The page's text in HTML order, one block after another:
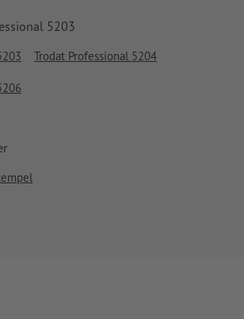
5203
Trodat Professional 5204